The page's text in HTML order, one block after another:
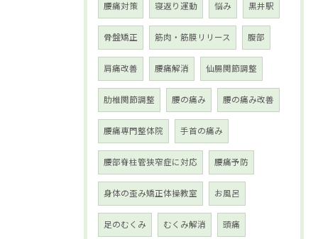
腰痛対策 寝返り運動 悩み 黒井駅
骨盤矯正 筋肉・筋膜リリース 腹部
肩痛改善 腰痛解消 仙腸関節調整
肋椎関節調整 腰の痛み 腰の痛み改善
腰痛専門整体院 手首の痛み
腰部脊柱管狭窄症に対応 腰痛予防
身体の歪み矯正体操教室 お風呂
足のむくみ むくみ解消 頭痛